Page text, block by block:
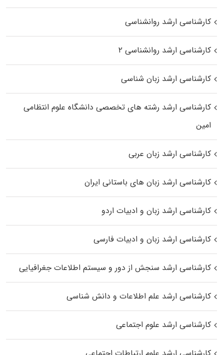
کارشناسی ارشد روانشناسی
کارشناسی ارشد روانشناسی ۲
کارشناسی ارشد زبان شناسی
کارشناسی ارشد رﺷﺘﻪ ﻫﺎی تخصصی داﻧﺸﮕﺎه ﻋﻠﻮم انتظامی
اﻣﻴﻦ
کارشناسی ارشد زبان عربی
کارشناسی ارشد زبان‌ های باستانی ایران
کارشناسی ارشد زبان و ادبیات اردو
کارشناسی ارشد زبان و ادبیات فارسی
کارشناسی ارشد سنجش از دور و سیستم اطلاعات جغرافیایی
کارشناسی ارشد علم اطلاعات و دانش شناسی
کارشناسی ارشد علوم اجتماعی